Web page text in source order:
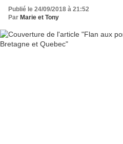
Publié le 24/09/2018 à 21:52
Par Marie et Tony